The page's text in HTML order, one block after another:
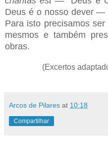
Deus é o nosso dever —
Para isto precisamos
mesmos e também
obras.
(Excertos
Arcos de Pilares at 10:18
Compartilhar